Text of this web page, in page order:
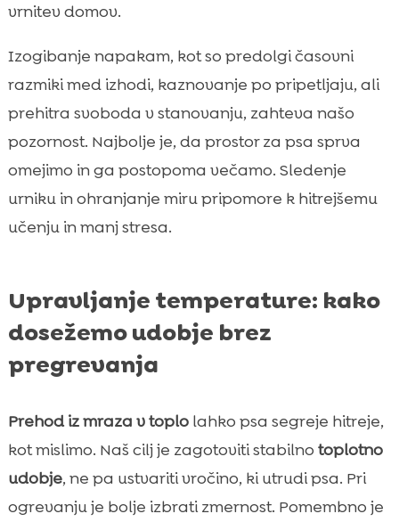
vrnitev domov.
Izogibanje napakam, kot so predolgi časovni
razmiki med izhodi, kaznovanje po pripetljaju, ali
prehitra svoboda v stanovanju, zahteva našo
pozornost. Najbolje je, da prostor za psa sprva
omejimo in ga postopoma večamo. Sledenje
urniku in ohranjanje miru pripomore k hitrejšemu
učenju in manj stresa.
Upravljanje temperature: kako
dosežemo udobje brez
pregrevanja
Prehod iz mraza v toplolahko psa segreje hitreje,
kot mislimo. Naš cilj je zagotoviti stabilno toplotno
udobje, ne pa ustvariti vročino, ki utrudi psa. Pri
ogrevanju je bolje izbrati zmernost. Pomembno je